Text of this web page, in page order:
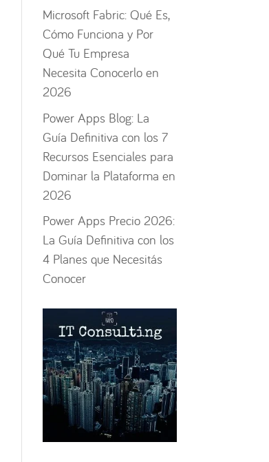
Microsoft Fabric: Qué Es,
Cómo Funciona y Por
Qué Tu Empresa
Necesita Conocerlo en
2026
Power Apps Blog: La
Guía Definitiva con los 7
Recursos Esenciales para
Dominar la Plataforma en
2026
Power Apps Precio 2026:
La Guía Definitiva con los
4 Planes que Necesitás
Conocer